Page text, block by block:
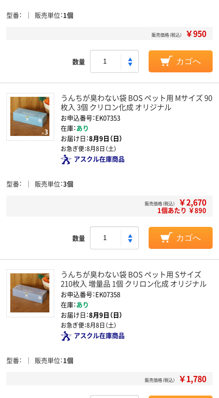
型番 販売単位 1個
販売価格（税込） ￥950
数量 カゴへ
うんちが臭わない袋 BOS ペット用 Mサイズ 90
枚入 3個 クリロン化成 オリジナル
お申込番号：EK07353
在庫：あり
お届け日：8月9日（日）
お急ぎ便：8月8日（土）
アスクル在庫商品
型番 販売単位 3個
販売価格（税込） ￥2,670
1個あたり ￥890
数量 カゴへ
うんちが臭わない袋 BOS ペット用 Sサイズ
210枚入 増量品 1個 クリロン化成 オリジナル
お申込番号：EK07358
在庫：あり
お届け日：8月9日（日）
お急ぎ便：8月8日（土）
アスクル在庫商品
型番 販売単位 1個
販売価格（税込） ￥1,780